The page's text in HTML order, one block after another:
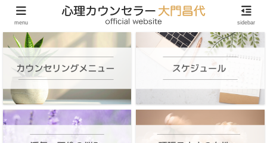
頑張る大人の女性のためのオンラインカウンセリング
menu sidebar